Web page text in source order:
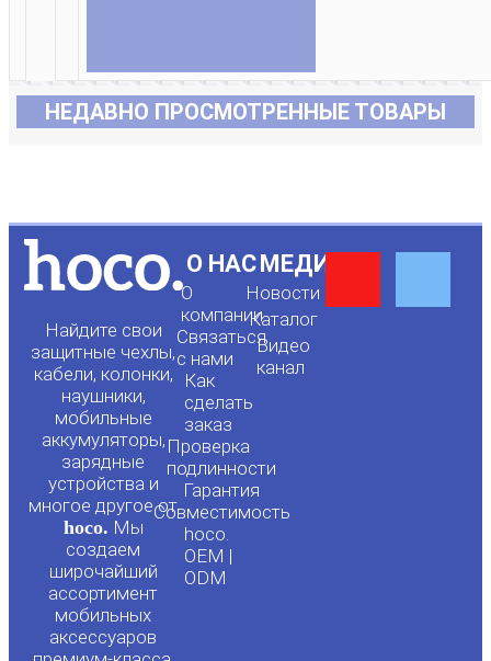
НЕДАВНО ПРОСМОТРЕННЫЕ ТОВАРЫ
Найдите свои
защитные чехлы,
кабели, колонки,
наушники,
мобильные
аккумуляторы,
зарядные
устройства и
многое другое от
hoco. Мы
создаем
широчайший
ассортимент
мобильных
аксессуаров
О НАС
О
компании
Связаться
с нами
Как
сделать
заказ
Проверка
подлинности
Гарантия
Совместимость
hoco.
OEM |
ODM
МЕДИА
Новости
Каталог
Видео
канал